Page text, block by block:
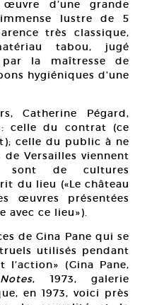
d’une grande
lustre de 5
très classique,
tabou, jugé
par la maîtresse de
hygiéniques d’une
Catherine Pégard,
celle du contrat (ce
celle du public à ne
de Versailles viennent
de cultures
du lieu («Le château
œuvres présentées
avec ce lieu»).
de Gina Pane qui se
utilisés pendant
(Gina Pane,
, 1973, galerie
en 1973, voici près